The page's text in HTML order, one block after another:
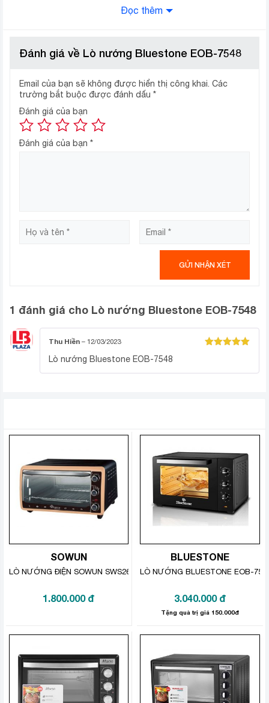
dưới 1.5 kg, 1 ổ bánh bông lan tầm 22 cm.
Bên trong lò còn có đèn giúp quan sát quá trình
Lò nướng bánh gia đình còn có quạt đối lưu trong
khoang lò giúp luân chuyển nhiệt độ đều hơn.
Đọc thêm
Đánh giá về Lò nướng Bluestone EOB-7548
Email của bạn sẽ không được hiển thị công khai. Các
trường bắt buộc được đánh dấu *
Đánh giá của bạn
Đánh giá của bạn *
1 đánh giá cho Lò nướng Bluestone EOB-7548
Thu Hiền – 12/03/2023
Lò nướng Bluestone EOB-7548
SOWUN
LÒ NƯỚNG ĐIỆN SOWUN SWS265
1.800.000 đ
BLUESTONE
LÒ NƯỚNG BLUESTONE EOB-
3.040.000 đ
Tặng quà trị giá 150.000đ